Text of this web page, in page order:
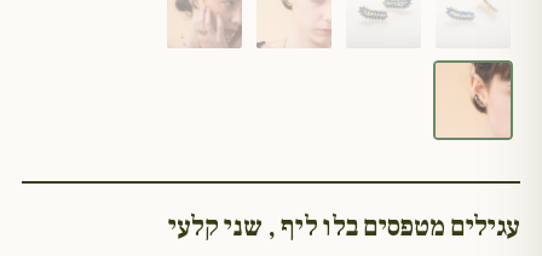
עגילים מטפסים בלו ליף , שני קלעי